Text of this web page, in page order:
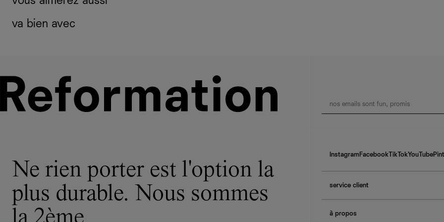
va bien avec
Ne rien porter est l'option la
plus durable. Nous sommes
Instagram FacebookTikTokYouTube
service client
contactez-nous
à propos